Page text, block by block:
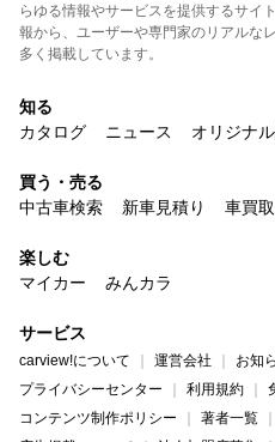
らゆる情報やサービスを提供するサイ
報から、ユーザーや専門家のリアルな
多く掲載しています。
知る
カタログ
ニュース オリジナ
買う・売る
中古車検索
新車見積り 車買取
楽しむ
マイカー
みんカラ
サービス
carview!について 運営会社 お知
プライバシーセンター
利用規約
コンテンツ制作ポリシー
著者一覧